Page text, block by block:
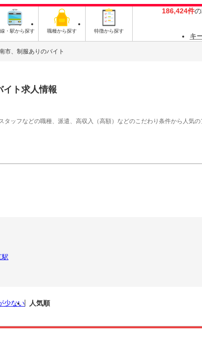
・駅から探す 職種から探す 特徴から探す
186,424件
キ
市、制服ありのバイト
イト求人情報
ッフなどの職種、派遣、高収入（高額）などのこだわり条件から人気の
駅
少ない 人気順